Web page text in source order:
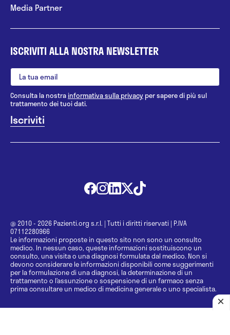
Media Partner
ISCRIVITI ALLA NOSTRA NEWSLETTER
Consulta la nostrainformativa sulla privacy per sapere di più sul
trattamento dei tuoi dati.
@ 2010 - 2026 Pazienti.org s.r.l. | Tutti i diritti riservati | P.IVA
07112280966
Le informazioni proposte in questo sito non sono un consulto
medico. In nessun caso, queste informazioni sostituiscono un
consulto, una visita o una diagnosi formulata dal medico. Non si
devono considerare le informazioni disponibili come suggerimenti
per la formulazione di una diagnosi, la determinazione di un
trattamento o l’assunzione o sospensione di un farmaco senza
prima consultare un medico di medicina generale o uno specialista.